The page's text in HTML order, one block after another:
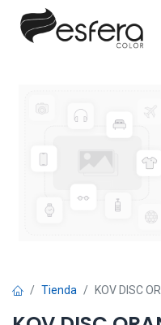
Tienda KOV DISC